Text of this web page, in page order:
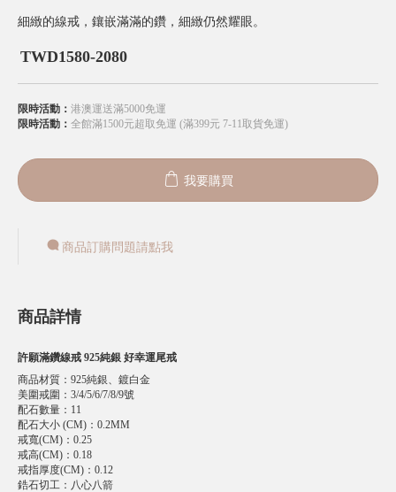
細緻的線戒，鑲嵌滿滿的鑽，細緻仍然耀眼。
TWD1580-2080
限時活動： 港澳運送滿5000免運
限時活動： 全館滿1500元超取免運 (滿399元 7-11取貨免運)
我要購買
商品訂購問題請點我
商品詳情
許願滿鑽線戒 925純銀 好幸運尾戒
商品材質 ： 925純銀、鍍白金
美圍戒圍 ： 3/4/5/6/7/8/9號
配石數量 ： 11
配石大小 (CM) ： 0.2MM
戒寬(CM) ： 0.25
戒高(CM) ： 0.18
戒指厚度(CM) ： 0.12
鋯石切工 ： 八心八箭